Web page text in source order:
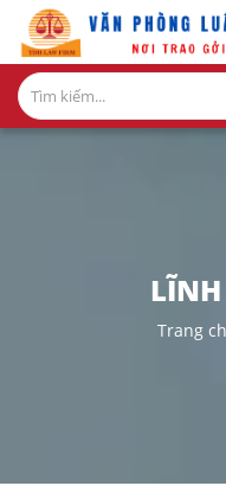
GIỚI
THIỆU
Trang